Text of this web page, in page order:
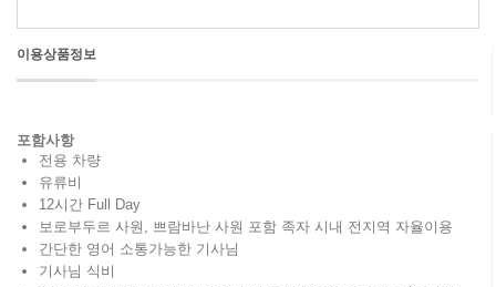
이용상품정보
포함사항
전용 차량
유류비
12시간 Full Day
보로부두르 사원, 쁘람바난 사원 포함 족자 시내 전지역 자율이용
간단한 영어 소통가능한 기사님
기사님 식비